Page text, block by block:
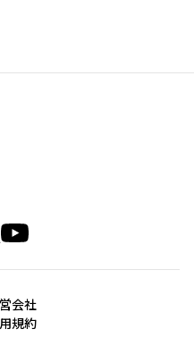
会社
規約